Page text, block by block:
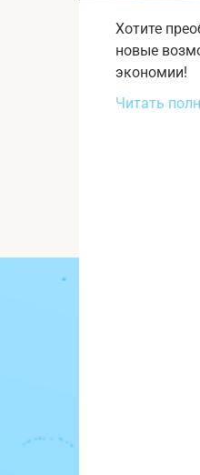
Хотите
новые
экономии!
Читать